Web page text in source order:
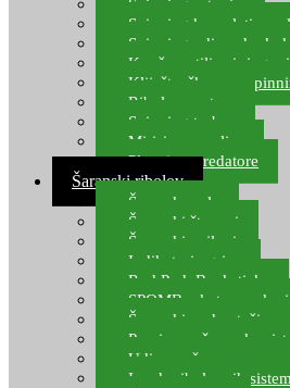
Spinning setovi
Spinning kompleti
Spinning udice,
Kopče, vrtilice i ringovi
Kliješta, škare za
Ribolov pastrve
Spinning torbe
Mirisi za varalice
Plovci za predatore
Šaranski ribolov
Šaranske role
Šaranski štapovi
Šaranski najloni
Indikatori ugriza
Rod Pod, Banksticks
SPOMB rakete, markeri
Šaranski podmetači,
Pernice za šaranske
Udice za šarana, amura
Izrada ribolovnih